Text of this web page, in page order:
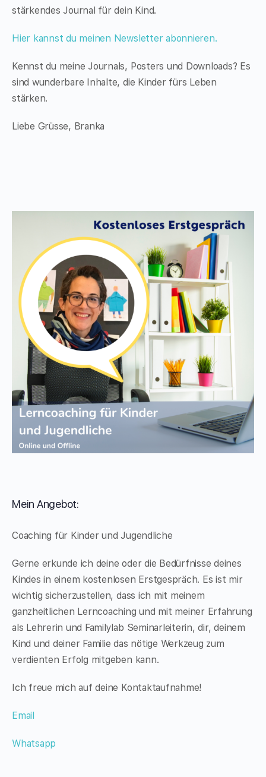
stärkendes Journal für dein Kind.
Hier kannst du meinen Newsletter abonnieren.
Kennst du meine Journals, Posters und Downloads? Es
sind wunderbare Inhalte, die Kinder fürs Leben
stärken.
Liebe Grüsse, Branka
Mein Angebot:
Coaching für Kinder und Jugendliche
Gerne erkunde ich deine oder die Bedürfnisse deines
Kindes in einem kostenlosen Erstgespräch. Es ist mir
wichtig sicherzustellen, dass ich mit meinem
ganzheitlichen Lerncoaching und mit meiner Erfahrung
als Lehrerin und Familylab Seminarleiterin, dir, deinem
Kind und deiner Familie das nötige Werkzeug zum
verdienten Erfolg mitgeben kann.
Ich freue mich auf deine Kontaktaufnahme!
Email
Whatsapp